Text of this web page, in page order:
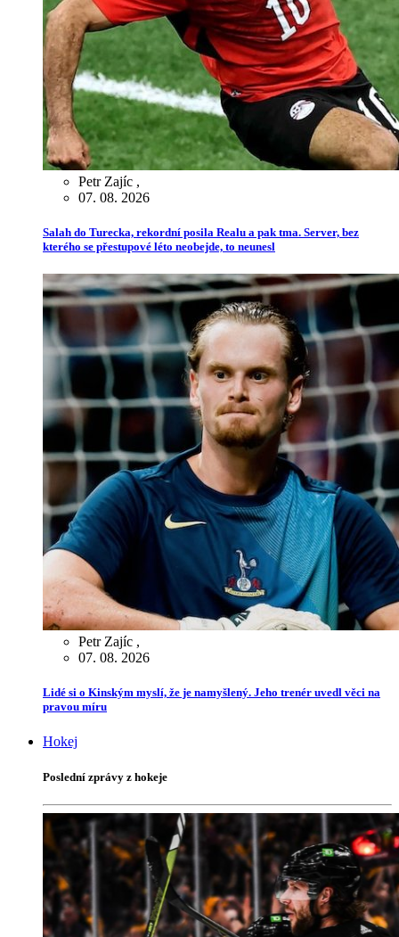
Petr Zajíc ,
07. 08. 2026
Salah do Turecka, rekordní posila Realu a pak tma. Server, bez
kterého se přestupové léto neobejde, to neunesl
Petr Zajíc ,
07. 08. 2026
Lidé si o Kinským myslí, že je namyšlený. Jeho trenér uvedl věci na
pravou míru
Hokej
Poslední zprávy z hokeje